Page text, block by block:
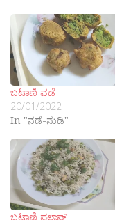
ಬಟಾಣಿ ವಡೆ
20/01/2022
In "ನಡೆ-ನುಡಿ"
ಬಟಾಣಿ ಪಲಾವ್